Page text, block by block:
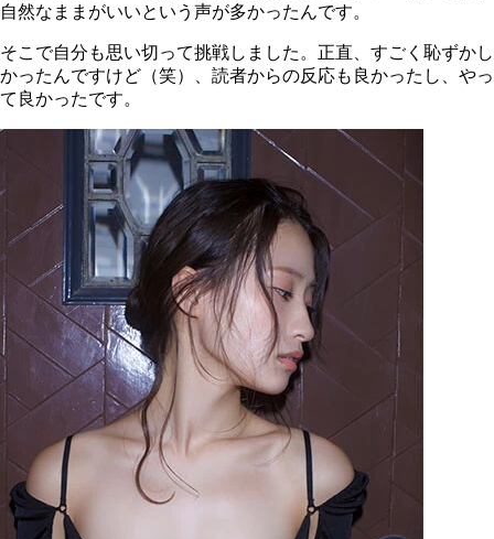
自然なままがいいという声が多かったんです。
そこで自分も思い切って挑戦しました。正直、すごく恥ずかし
かったんですけど（笑）、読者からの反応も良かったし、やっ
て良かったです。